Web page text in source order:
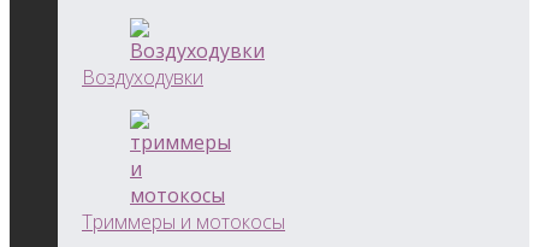
Воздуходувки
Триммеры и мотокосы